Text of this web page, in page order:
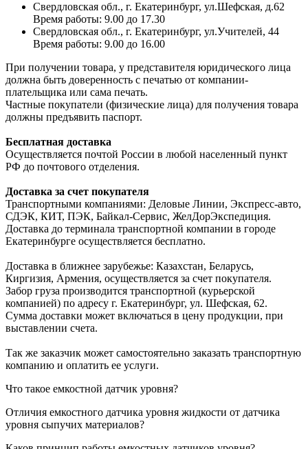
Свердловская обл., г. Екатеринбург, ул.Шефская, д.62
Время работы: 9.00 до 17.30
Свердловская обл., г. Екатеринбург, ул.Учителей, 44
Время работы: 9.00 до 16.00
При получении товара, у представителя юридического лица
должна быть доверенность с печатью от компании-
плательщика или сама печать.
Частные покупатели (физические лица) для получения товара
должны предъявить паспорт.
Бесплатная доставка
Осуществляется почтой России в любой населенный пункт
РФ до почтового отделения.
Доставка за счет покупателя
Транспортными компаниями: Деловые Линии, Экспресс-авто,
СДЭК, КИТ, ПЭК, Байкал-Сервис, ЖелДорЭкспедиция.
Доставка до терминала транспортной компании в городе
Екатеринбурге осуществляется бесплатно.
Доставка в ближнее зарубежье: Казахстан, Беларусь,
Киргизия, Армения, осуществляется за счет покупателя.
Забор груза производится транспортной (курьерской
компанией) по адресу г. Екатеринбург, ул. Шефская, 62.
Сумма доставки может включаться в цену продукции, при
выставлении счета.
Так же заказчик может самостоятельно заказать транспортную
компанию и оплатить ее услуги.
Что такое емкостной датчик уровня?
Отличия емкостного датчика уровня жидкости от датчика
уровня сыпучих материалов?